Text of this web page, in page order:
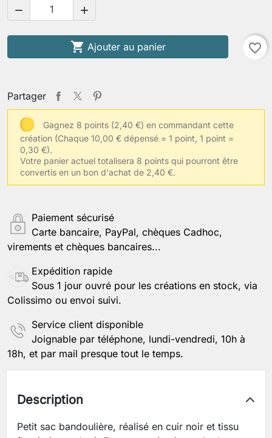
 
 Ajouter au panier favorite_border
Partager
Gagnez 8 points (2,40 €) en commandant cette
création (Chaque 10,00 € dépensé = 1 point, 1 point =
0,30 €).
Votre panier actuel totalisera 8 points qui pourront être
convertis en un bon d'achat de 2,40 €.
Paiement sécurisé
Carte bancaire, PayPal, chèques Cadhoc,
virements et chèques bancaires...
Expédition rapide
Sous 1 jour ouvré pour les créations en stock, via
Colissimo ou envoi suivi.
Service client disponible
Joignable par téléphone, lundi-vendredi, 10h à
18h, et par mail presque tout le temps.
Description
Petit sac bandoulière, réalisé en cuir noir et tissu